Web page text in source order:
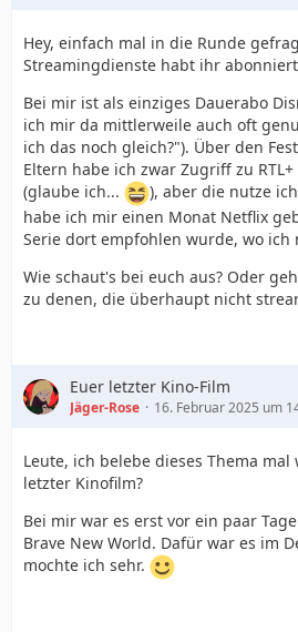
Hey, einfach mal in die Runde
Streamingdienste habt ihr
Bei mir ist als einziges Dauerabo
ich mir da mittlerweile auch oft
ich das noch gleich?"). Über den
Eltern habe ich zwar Zugriff zu
(glaube ich...
), aber die nutze
habe ich mir einen Monat Netflix
Serie dort empfohlen wurde, wo ich
Wie schaut's bei euch aus? Oder
zu denen, die überhaupt nicht
Euer letzter Kino-Film
Jäger-Rose 16. Februar 2025 um
Leute, ich belebe dieses Thema
letzter Kinofilm?
Bei mir war es erst vor ein paar
Brave New World. Dafür war es im
mochte ich sehr.